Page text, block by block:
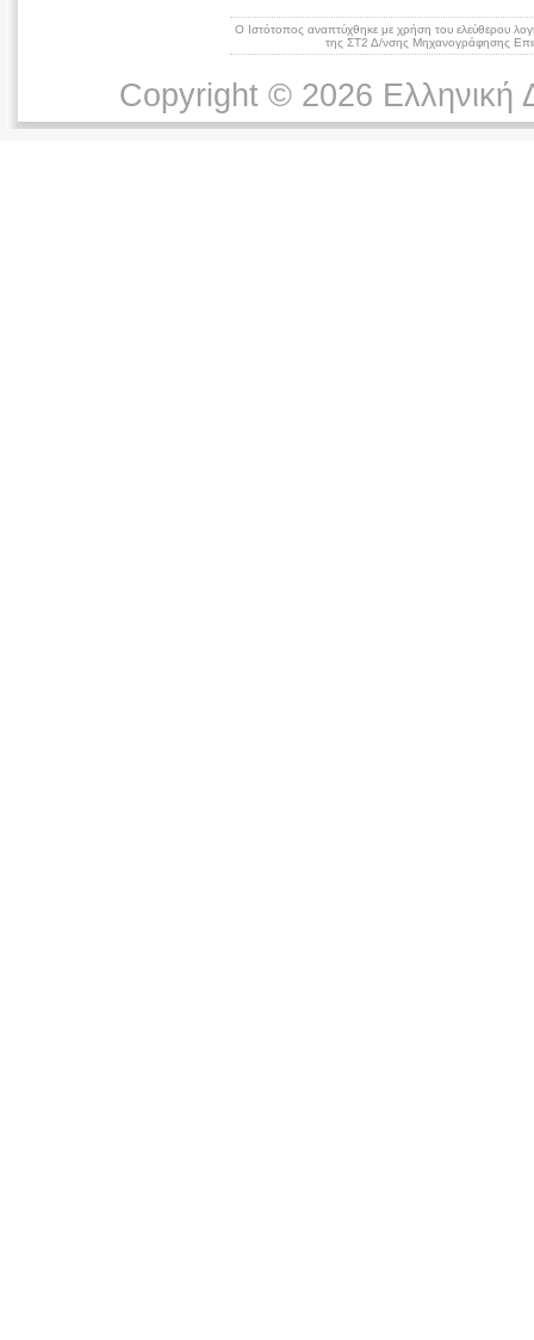
Ο Ιστότοπος αναπτύχθηκε με χρήση του ελεύθερου
της ΣΤ2 Δ/νσης Μηχανογράφησης
Copyright © 2026